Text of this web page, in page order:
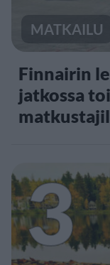
MATKAILU
Finnairin
jatkossa
3